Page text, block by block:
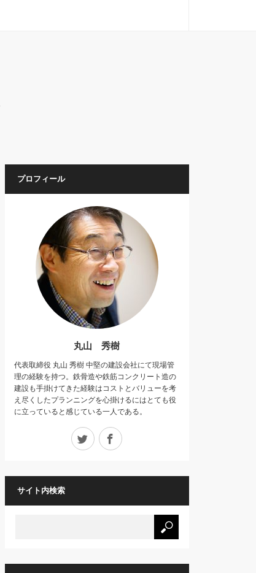
プロフィール
丸山 秀樹
代表取締役 丸山 秀樹 中堅の建設会社にて現場管
理の経験を持つ。鉄骨造や鉄筋コンクリート造の
建設も手掛けてきた経験はコストとバリューを考
え尽くしたプランニングを心掛けるにはとても役
に立っていると感じている一人である。
Twitter
サイト内検索